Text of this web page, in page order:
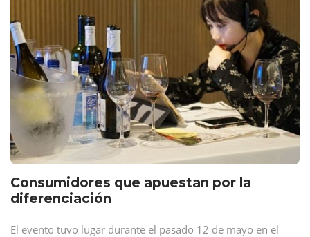
Consumidores que apuestan por la
diferenciación
El evento tuvo lugar durante el pasado 12 de mayo en el